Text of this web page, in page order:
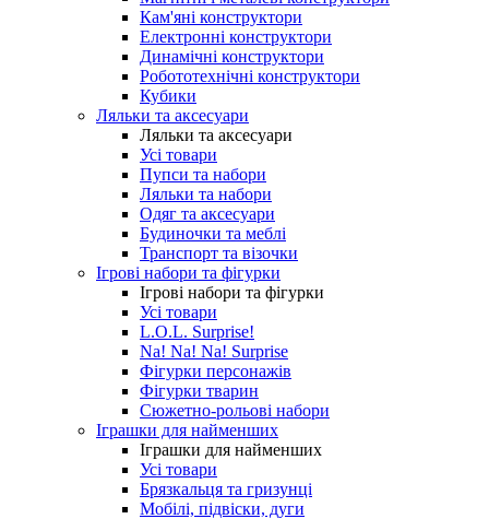
Кам'яні конструктори
Електронні конструктори
Динамічні конструктори
Робототехнічні конструктори
Кубики
Ляльки та аксесуари
Ляльки та аксесуари
Усі товари
Пупси та набори
Ляльки та набори
Одяг та аксесуари
Будиночки та меблі
Транспорт та візочки
Ігрові набори та фігурки
Ігрові набори та фігурки
Усі товари
L.O.L. Surprise!
Na! Na! Na! Surprise
Фігурки персонажів
Фігурки тварин
Сюжетно-рольові набори
Іграшки для найменших
Іграшки для найменших
Усі товари
Брязкальця та гризунці
Мобілі, підвіски, дуги